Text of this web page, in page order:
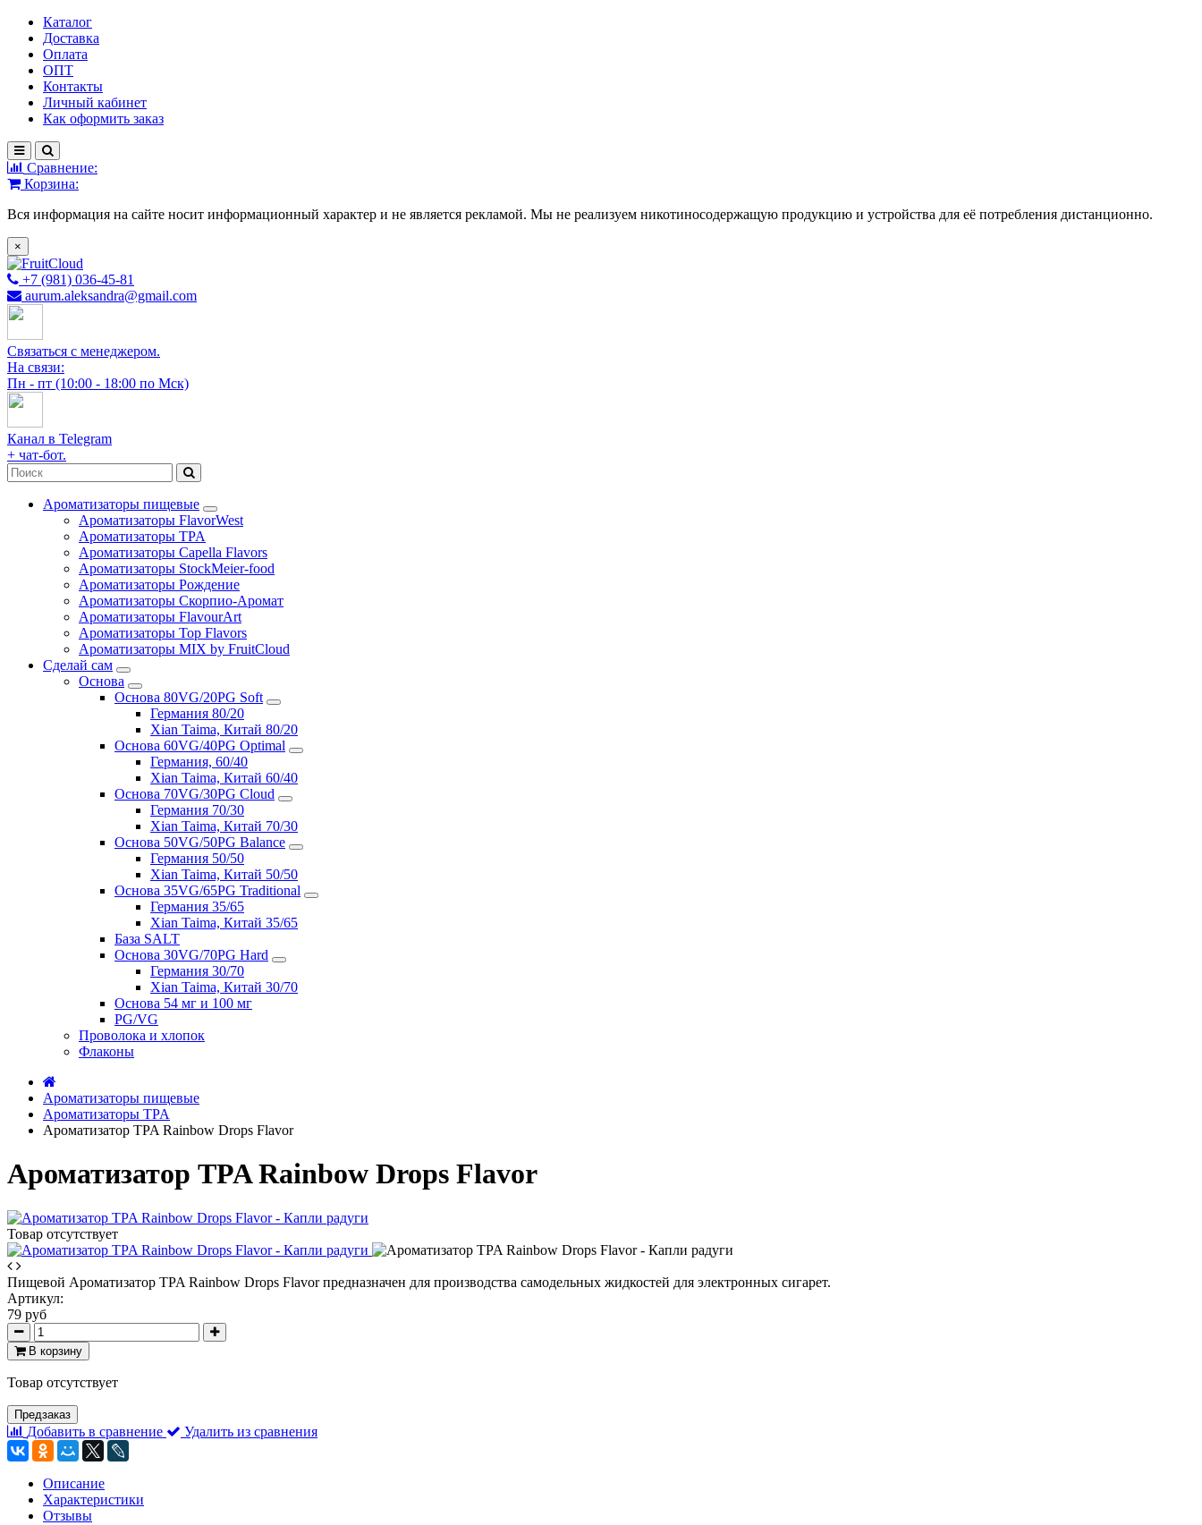
Каталог
Доставка
Оплата
ОПТ
Контакты
Личный кабинет
Как оформить заказ
Сравнение:
Корзина:
Вся информация на сайте носит информационный характер и не является рекламой. Мы не реализуем никотиносодержащую продукцию и устройства для её потребления дистанционно.
×
+7 (981) 036-45-81
aurum.aleksandra@gmail.com
Связаться с менеджером.
На связи:
Пн - пт (10:00 - 18:00 по Мск)
Канал в Telegram
+ чат-бот.
Ароматизаторы пищевые
Ароматизаторы FlavorWest
Ароматизаторы TPA
Ароматизаторы Capella Flavors
Ароматизаторы StockMeier-food
Ароматизаторы Рождение
Ароматизаторы Скорпио-Аромат
Ароматизаторы FlavourArt
Ароматизаторы Top Flavors
Ароматизаторы MIX by FruitCloud
Сделай сам
Основа
Основа 80VG/20PG Soft
Германия 80/20
Xian Taima, Китай 80/20
Основа 60VG/40PG Optimal
Германия, 60/40
Xian Taima, Китай 60/40
Основа 70VG/30PG Cloud
Германия 70/30
Xian Taima, Китай 70/30
Основа 50VG/50PG Balance
Германия 50/50
Xian Taima, Китай 50/50
Основа 35VG/65PG Traditional
Германия 35/65
Xian Taima, Китай 35/65
База SALT
Основа 30VG/70PG Hard
Германия 30/70
Xian Taima, Китай 30/70
Основа 54 мг и 100 мг
PG/VG
Проволока и хлопок
Флаконы
Ароматизаторы пищевые
Ароматизаторы TPA
Ароматизатор TPA Rainbow Drops Flavor
Ароматизатор TPA Rainbow Drops Flavor
Товар отсутствует
Пищевой Ароматизатор TPA Rainbow Drops Flavor предназначен для производства самодельных жидкостей для электронных сигарет.
Артикул:
79 руб
В корзину
Товар отсутствует
Предзаказ
Добавить в сравнение Удалить из сравнения
Описание
Характеристики
Отзывы